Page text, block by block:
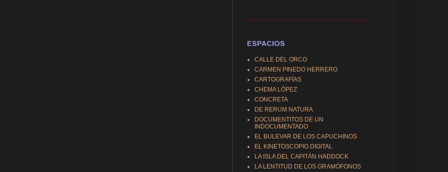
------------------------------------------------------------
ESPACIOS
CALLE DEL ORCO
CARMEN PINEDO HERRERO
CARTOGRAFÍAS
CHEMA LÓPEZ
CONCRETA
DE RERUM NATURA
DOCUMENTITOS DE UN
INDOCUMENTADO
EL BULEVAR DE LOS CAPUCHINOS
EL KINETOSCOPIO DIGITAL
LA ISLA DEL CAPITÁN HADDOCK
LA LENTITUD DE LOS GRAMÓFONOS